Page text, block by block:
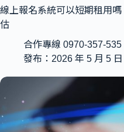
頁
線上報名系統可以短期租用
估
合作專線 0970-357-
發布：2026 年 5 月 5 日